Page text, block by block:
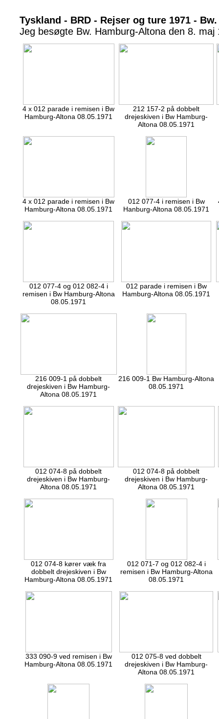
Tyskland - BRD - Rejser og ture 1971 -
Jeg besøgte Bw. Hamburg-Altona den 8. maj
4 x 012 parade i remisen i Bw
Hamburg-Altona 08.05.1971
212 157-2 på dobbelt
drejeskiven i Bw Hamburg-
Altona 08.05.1971
4 x 012 parade i remisen i Bw
Hamburg-Altona 08.05.1971
012 077-4 i remisen i Bw
Hanburg-Altona 08.05.1971
012 077-4 og 012 082-4 i
remisen i Bw Hamburg-Altona
08.05.1971
012 parade i remisen i Bw
Hamburg-Altona 08.05.1971
216 009-1 på dobbelt
drejeskiven i Bw Hamburg-
Altona 08.05.1971
216 009-1 Bw Hamburg-Altona
08.05.1971
012 074-8 på dobbelt
drejeskiven i Bw Hamburg-
Altona 08.05.1971
012 074-8 på dobbelt
drejeskiven i Bw Hamburg-
Altona 08.05.1971
012 074-8 kører væk fra
dobbelt drejeskiven i Bw
Hamburg-Altona 08.05.1971
012 071-7 og 012 082-4 i
remisen i Bw Hamburg-Altona
08.05.1971
333 090-9 ved remisen i Bw
Hamburg-Altona 08.05.1971
012 075-8 ved dobbelt
drejeskiven i Bw Hamburg-
Altona 08.05.1971